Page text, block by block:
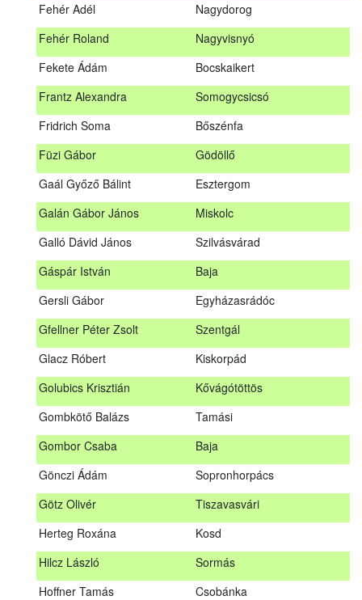
Fehér Adél
Nagydorog
Fehér Roland
Nagyvisnyó
Fekete Ádám
Bocskaikert
Frantz Alexandra
Somogycsicsó
Fridrich Soma
Bőszénfa
Füzi Gábor
Gödöllő
Gaál Győző Bálint
Esztergom
Galán Gábor János
Miskolc
Galló Dávid János
Szilvásvárad
Gáspár István
Baja
Gersli Gábor
Egyházasrádóc
Gfellner Péter Zsolt
Szentgál
Glacz Róbert
Kiskorpád
Golubics Krisztián
Kővágótöttös
Gombkötő Balázs
Tamási
Gombor Csaba
Baja
Gönczi Ádám
Sopronhorpács
Götz Olivér
Tiszavasvári
Herteg Roxána
Kosd
Hilcz László
Sormás
Hoffner Tamás
Csobánka
Erdőhorváti
Taliándörögd
Dombóvár
Fekete Ádám
Bocskaikert
Gaál Győző Bálint
Esztergom
Miskolc
Szilvásvárad
Egyházasrádóc
Kiskorpád
Kővágótöttös
Gombor Csaba